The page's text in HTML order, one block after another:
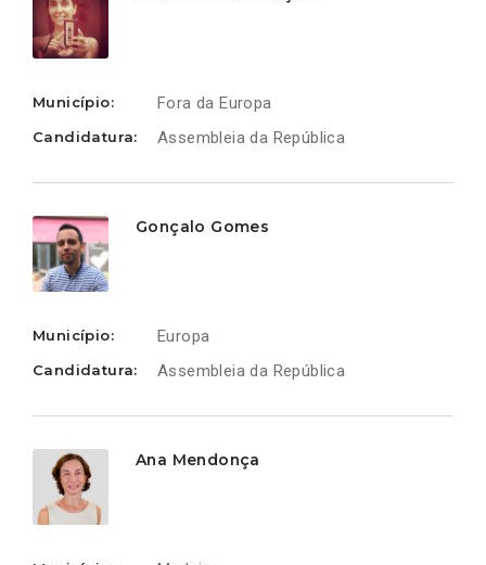
Município: Fora da Europa
Candidatura: Assembleia da República
Gonçalo Gomes
Município: Europa
Candidatura: Assembleia da República
Ana Mendonça